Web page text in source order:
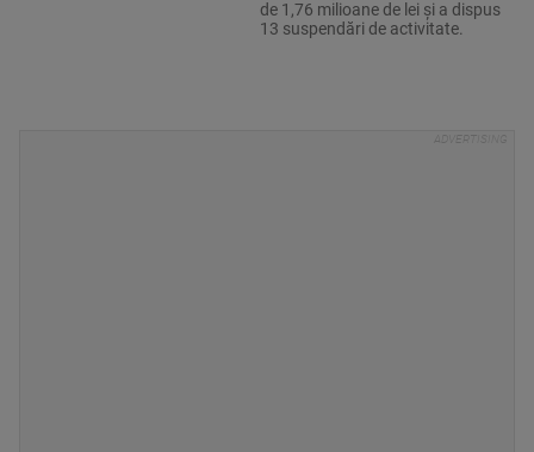
de 1,76 milioane de lei și a dispus
13 suspendări de activitate.